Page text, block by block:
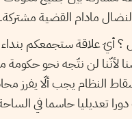
مادام القضية مشتركة.
؟ أيّ علاقة ستجمعكم
لأنّنا لن نتّجه نحو
النظام يجب ألّا
تعديليا حاسما في الساحة